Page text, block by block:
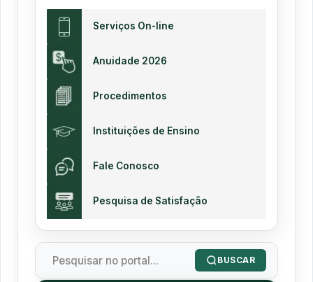
Serviços On-line
Anuidade 2026
Procedimentos
Instituições de Ensino
Fale Conosco
Pesquisa de Satisfação
BUSCAR